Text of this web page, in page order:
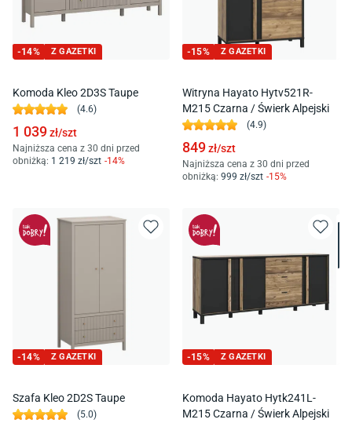
-14% Z GAZETKI
Komoda Kleo 2D3S Taupe
(4.6)
1 039zł/szt
Najniższa cena z 30 dni przed
obniżką: 1 219 zł/szt -14%
-15% Z GAZETKI
Witryna Hayato Hytv521R-
M215 Czarna / Świerk Alpejski
(4.9)
849zł/szt
Najniższa cena z 30 dni przed
obniżką: 999 zł/szt -15%
-14% Z GAZETKI
Szafa Kleo 2D2S Taupe
(5.0)
-15% Z GAZETKI
Komoda Hayato Hytk241L-
M215 Czarna / Świerk Alpejski